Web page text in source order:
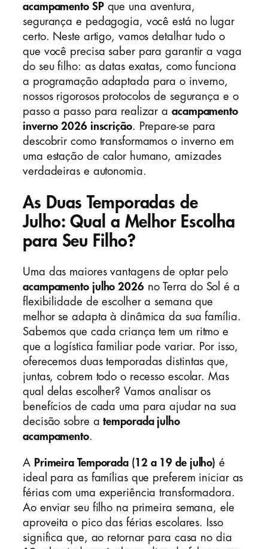
acampamento SPque una aventura,
segurança e pedagogia, você está no lugar
certo. Neste artigo, vamos detalhar tudo o
que você precisa saber para garantir a vaga
do seu filho: as datas exatas, como funciona
a programação adaptada para o inverno,
nossos rigorosos protocolos de segurança e o
passo a passo para realizar a acampamento
inverno 2026 inscrição. Prepare-se para
descobrir como transformamos o inverno em
uma estação de calor humano, amizades
verdadeiras e autonomia.
As Duas Temporadas de
Julho: Qual a Melhor Escolha
para Seu Filho?
Uma das maiores vantagens de optar pelo
acampamento julho 2026no Terra do Sol é a
flexibilidade de escolher a semana que
melhor se adapta à dinâmica da sua família.
Sabemos que cada criança tem um ritmo e
que a logística familiar pode variar. Por isso,
oferecemos duas temporadas distintas que,
juntas, cobrem todo o recesso escolar. Mas
qual delas escolher? Vamos analisar os
benefícios de cada uma para ajudar na sua
decisão sobre atemporada julho
acampamento.
A Primeira Temporada (12 a 19 de julho) é
ideal para as famílias que preferem iniciar as
férias com uma experiência transformadora.
Ao enviar seu filho na primeira semana, ele
aproveita o pico das férias escolares. Isso
significa que, ao retornar para casa no dia